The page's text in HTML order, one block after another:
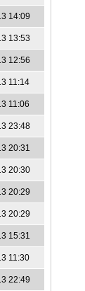
14:09
13:53
12:56
11:14
11:06
23:48
20:31
20:30
20:29
20:29
15:31
11:30
22:49